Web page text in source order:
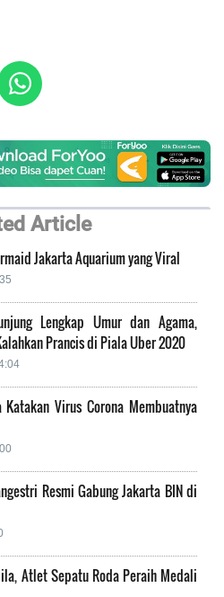
Article
Jakarta Aquarium yang Viral
Lengkap Umur dan Agama,
Prancis di Piala Uber 2020
Virus Corona Membuatnya
Resmi Gabung Jakarta BIN di
Atlet Sepatu Roda Peraih Medali